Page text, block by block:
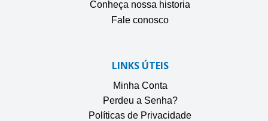
Conheça nossa historia
Fale conosco
LINKS ÚTEIS
Minha Conta
Perdeu a Senha?
Políticas de Privacidade